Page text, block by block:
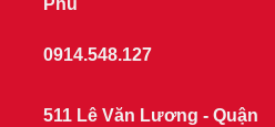
Phú
0914.548.127
511 Lê Văn Lương - Quận